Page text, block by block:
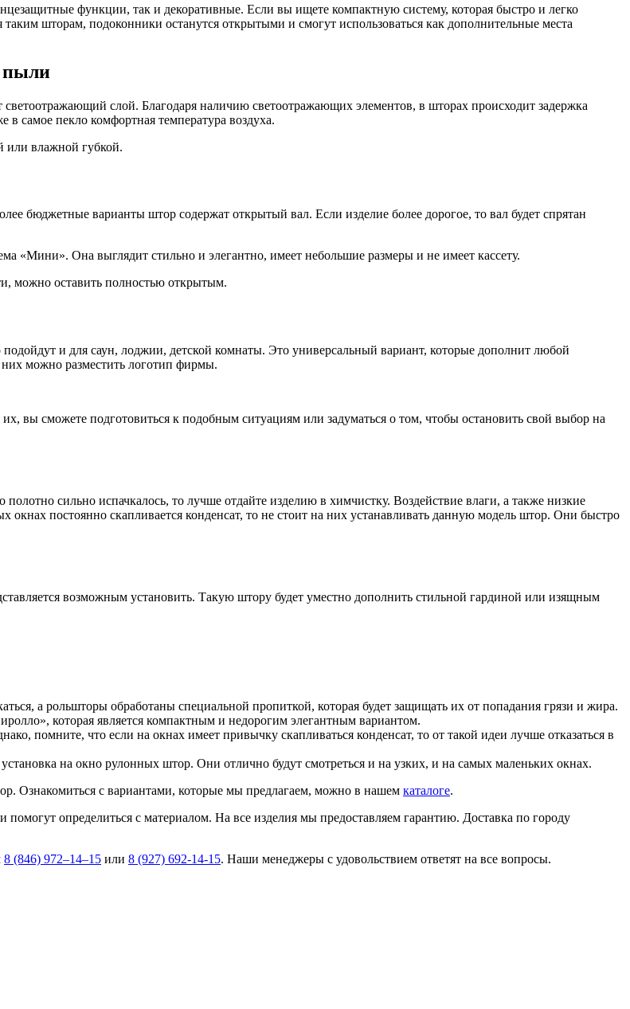
функции, так и декоративные. Если вы ищете компактную систему, которая быстро и легко
таким шторам, подоконники останутся открытыми и смогут использоваться как дополнительные места
пыли
светоотражающий слой. Благодаря наличию светоотражающих элементов, в шторах происходит задержка
в самое пекло комфортная температура воздуха.
или влажной губкой.
бюджетные варианты штор содержат открытый вал. Если изделие более дорогое, то вал будет спрятан
«Мини». Она выглядит стильно и элегантно, имеет небольшие размеры и не имеет кассету.
можно оставить полностью открытым.
и для саун, лоджии, детской комнаты. Это универсальный вариант, которые дополнит любой
можно разместить логотип фирмы.
вы сможете подготовиться к подобным ситуациям или задуматься о том, чтобы остановить свой выбор на
сильно испачкалось, то лучше отдайте изделию в химчистку. Воздействие влаги, а также низкие
постоянно скапливается конденсат, то не стоит на них устанавливать данную модель штор. Они быстро
возможным установить. Такую штору будет уместно дополнить стильной гардиной или изящным
а рольшторы обработаны специальной пропиткой, которая будет защищать их от попадания грязи и жира.
которая является компактным и недорогим элегантным вариантом.
помните, что если на окнах имеет привычку скапливаться конденсат, то от такой идеи лучше отказаться в
на окно рулонных штор. Они отлично будут смотреться и на узких, и на самых маленьких окнах.
Ознакомиться с вариантами, которые мы предлагаем, можно в нашем каталоге.
определиться с материалом. На все изделия мы предоставляем гарантию. Доставка по городу
8 (846) 972–14–15 или 8 (927) 692-14-15. Наши менеджеры с удовольствием ответят на все вопросы.